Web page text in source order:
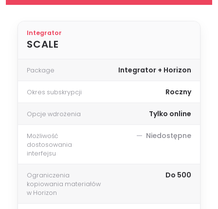
Integrator
SCALE
Package Integrator + Horizon
Okres subskrypcji Roczny
Opcje wdrożenia Tylko online
Możliwość
dostosowania
interfejsu
Niedostępne
Ograniczenia
kopiowania materiałów
w Horizon
Do 500